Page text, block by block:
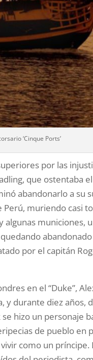
‘Cinque Ports’
por las
que ostentaba
abandonarlo a su
muriendo casi
algunas municiones,
por el capitán
en el “Duke”,
y durante diez años,
se hizo un personaje
de pueblo en
como un príncipe.